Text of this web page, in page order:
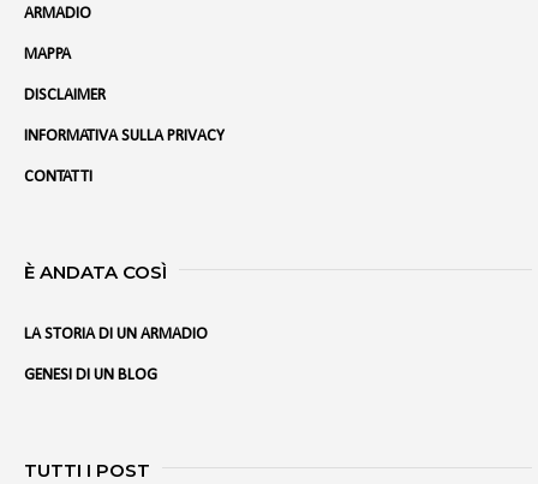
ARMADIO
MAPPA
DISCLAIMER
INFORMATIVA SULLA PRIVACY
CONTATTI
È ANDATA COSÌ
LA STORIA DI UN ARMADIO
GENESI DI UN BLOG
TUTTI I POST